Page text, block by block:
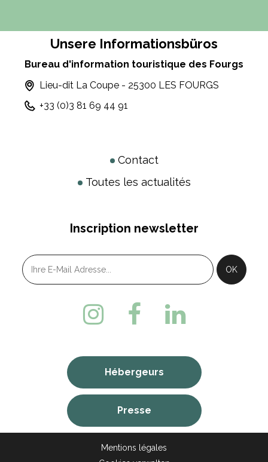
Unsere Informationsbüros
Bureau d'information touristique des Fourgs
Lieu-dit La Coupe - 25300 LES FOURGS
+33 (0)3 81 69 44 91
Contact
Toutes les actualités
Inscription newsletter
Hébergeurs
Presse
Mentions légales